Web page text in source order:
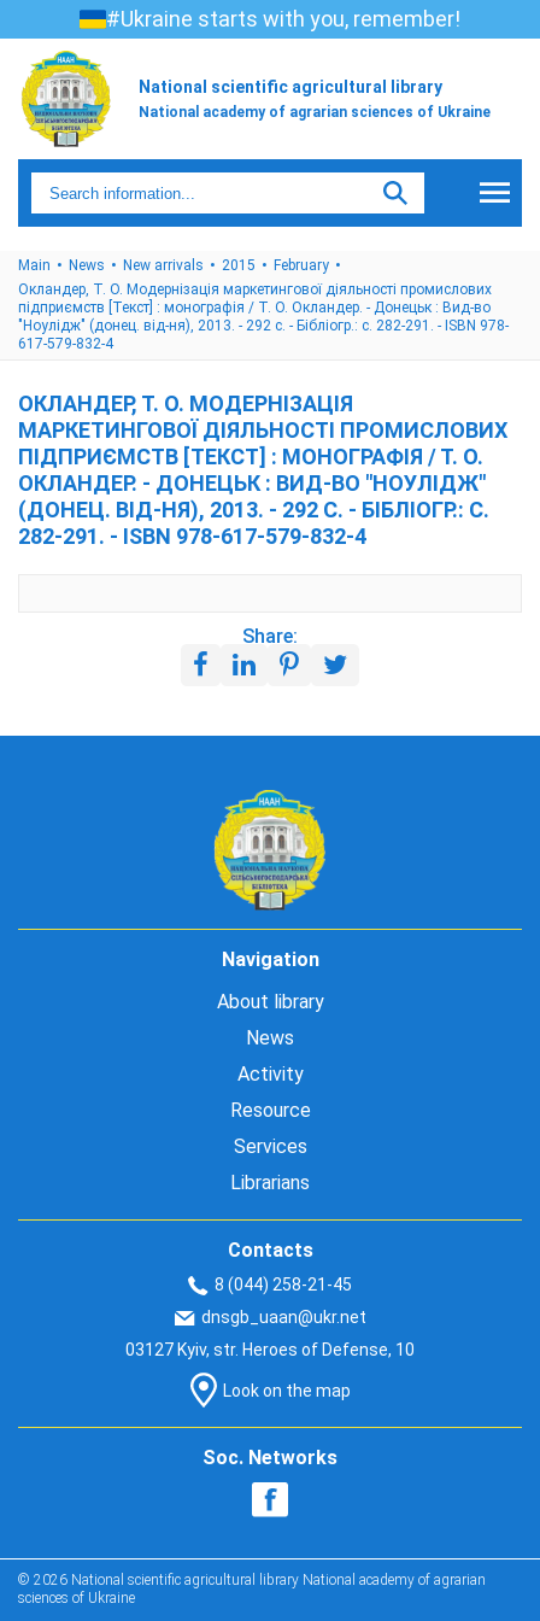
#Ukraine starts with you, remember!
National scientific agricultural library
National academy of agrarian sciences of Ukraine
Main News New arrivals 2015
February
Окландер, Т. О. Модернізація маркетингової діяльності промислових
підприємств [Текст] : монографія / Т. О. Окландер. - Донецьк : Вид-во
"Ноулідж" (донец. від-ня), 2013. - 292 с. - Бібліогр.: с. 282-291. - ISBN 978-
617-579-832-4
ОКЛАНДЕР, Т. О. МОДЕРНІЗАЦІЯ
МАРКЕТИНГОВОЇ ДІЯЛЬНОСТІ ПРОМИСЛОВИХ
ПІДПРИЄМСТВ [ТЕКСТ] : МОНОГРАФІЯ / Т. О.
ОКЛАНДЕР. - ДОНЕЦЬК : ВИД-ВО "НОУЛІДЖ"
(ДОНЕЦ. ВІД-НЯ), 2013. - 292 С. - БІБЛІОГР.: С.
282-291. - ISBN 978-617-579-832-4
Share:
Navigation
About library
News
Activity
Resource
Services
Librarians
Contacts
8 (044) 258-21-45
dnsgb_uaan@ukr.net
03127 Kyiv, str. Heroes of Defense, 10
Look on the map
Soc. Networks
© 2026 National scientific agricultural library National academy of agrarian
sciences of Ukraine